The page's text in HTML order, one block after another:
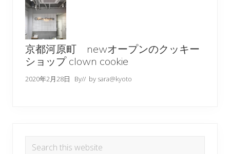
京都河原町 newオープンのクッキー
ショップ clown cookie
2020年2月28日 By// by sara@kyoto
Search